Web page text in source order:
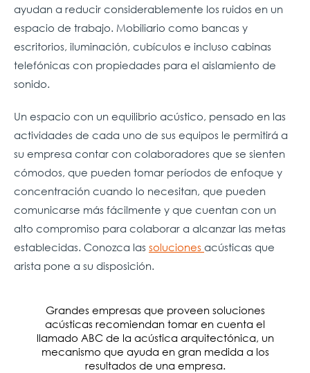
ayudan a reducir considerablemente los ruidos en un
espacio de trabajo. Mobiliario como bancas y
escritorios, iluminación, cubículos e incluso cabinas
telefónicas con propiedades para el aislamiento de
sonido.
Un espacio con un equilibrio acústico, pensado en las
actividades de cada uno de sus equipos le permitirá a
su empresa contar con colaboradores que se sienten
cómodos, que pueden tomar períodos de enfoque y
concentración cuando lo necesitan, que pueden
comunicarse más fácilmente y que cuentan con un
alto compromiso para colaborar a alcanzar las metas
establecidas. Conozca las soluciones acústicas que
arista pone a su disposición.
Grandes empresas que proveen soluciones
acústicas recomiendan tomar en cuenta el
llamado ABC de la acústica arquitectónica, un
mecanismo que ayuda en gran medida a los
resultados de una empresa.